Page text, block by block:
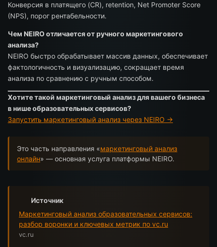
Конверсия в платящего (CR), retention, Net Promoter Score
(NPS), порог рентабельности.
Чем NEIRO отличается от ручного маркетингового
анализа?
NEIRO быстро обрабатывает массив данных, обеспечивает
фактологичность и визуализацию, сокращает время
анализа по сравнению с ручным способом.
Хотите такой маркетинговый анализ для вашего бизнеса
в нише образовательных сервисов?
Запустить маркетинговый анализ через NEIRO →
Это часть направления «маркетинговый анализ
онлайн» — основная услуга платформы NEIRO.
Источник
Маркетинговый анализ образовательных сервисов:
разбор воронки и ключевых метрик по vc.ru
vc.ru